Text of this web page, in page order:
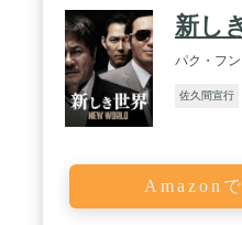
新し
パク・フ
佐久間宣行
Amazon